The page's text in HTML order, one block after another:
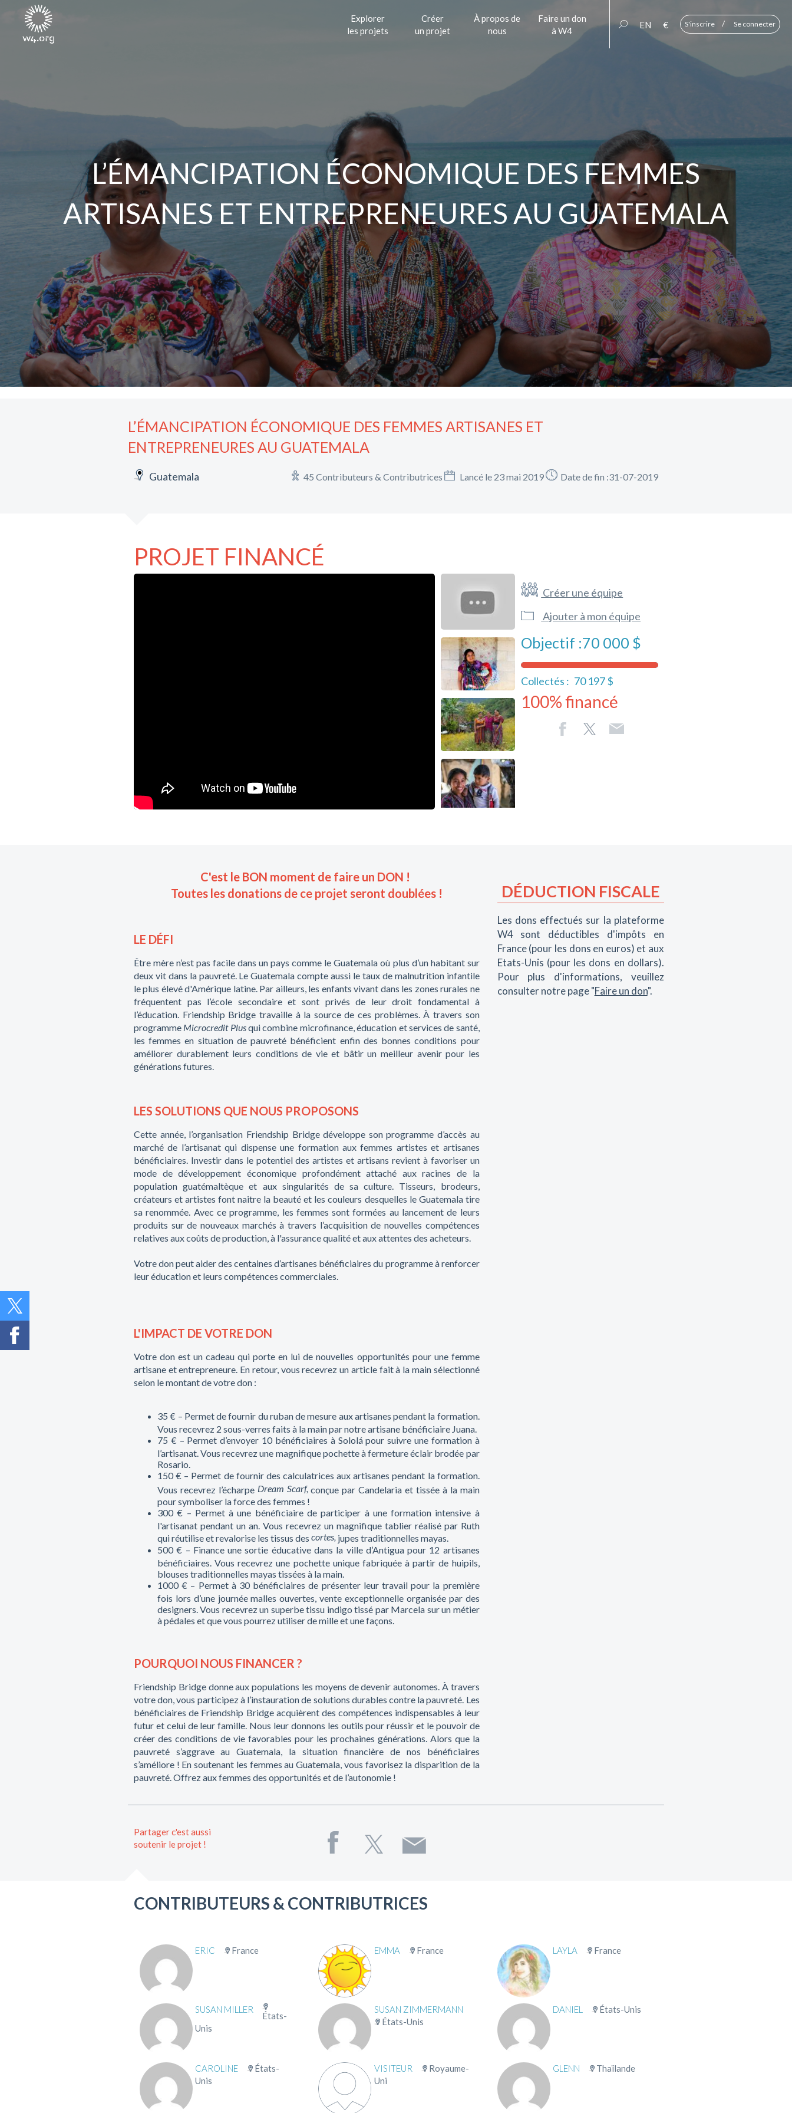
Explorer
les projets
Créer
un projet
À propos de
nous
Faire un don
à W4
EN € S'inscrire / Se connecter
L’ÉMANCIPATION ÉCONOMIQUE DES FEMMES
ARTISANES ET ENTREPRENEURES AU GUATEMALA
L’ÉMANCIPATION ÉCONOMIQUE DES FEMMES ARTISANES ET
ENTREPRENEURES AU GUATEMALA
Guatemala 45 Contributeurs & Contributrices Lancé le 23 mai 2019 Date de fin :31-07-2019
PROJET FINANCÉ
Créer une équipe
Ajouter à mon équipe
Objectif :70 000 $
Collectés : 70 197 $
100% financé
C'est le BON moment de faire un DON !
Toutes les donations de ce projet seront doublées !
LE DÉFI
Être mère n’est pas facile dans un pays comme le Guatemala où plus d’un habitant sur
deux vit dans la pauvreté. Le Guatemala compte aussi le taux de malnutrition infantile
le plus élevé d'Amérique latine. Par ailleurs, les enfants vivant dans les zones rurales ne
fréquentent pas l’école secondaire et sont privés de leur droit fondamental à
l’éducation. Friendship Bridge travaille à la source de ces problèmes. À travers son
programme Microcredit Plusqui combine microfinance, éducation et services de santé,
les femmes en situation de pauvreté bénéficient enfin des bonnes conditions pour
améliorer durablement leurs conditions de vie et bâtir un meilleur avenir pour les
générations futures.
LES SOLUTIONS QUE NOUS PROPOSONS
Cette année, l’organisation Friendship Bridge développe son programme d’accès au
marché de l’artisanat qui dispense une formation aux femmes artistes et artisanes
bénéficiaires. Investir dans le potentiel des artistes et artisans revient à favoriser un
mode de développement économique profondément attaché aux racines de la
population guatémaltèque et aux singularités de sa culture. Tisseurs, brodeurs,
créateurs et artistes font naitre la beauté et les couleurs desquelles le Guatemala tire
sa renommée. Avec ce programme, les femmes sont formées au lancement de leurs
produits sur de nouveaux marchés à travers l’acquisition de nouvelles compétences
relatives aux coûts de production, à l'assurance qualité et aux attentes des acheteurs.
Votre don peut aider des centaines d’artisanes bénéficiaires du programme à renforcer
leur éducation et leurs compétences commerciales.
L'IMPACT DE VOTRE DON
Votre don est un cadeau qui porte en lui de nouvelles opportunités pour une femme
artisane et entrepreneure. En retour, vous recevrez un article fait à la main sélectionné
selon le montant de votre don :
35 € – Permet de fournir du ruban de mesure aux artisanes pendant la formation.
Vous recevrez 2 sous-verres faits à la main par notre artisane bénéficiaire Juana.
75 € – Permet d’envoyer 10 bénéficiaires à Sololá pour suivre une formation à
l’artisanat. Vous recevrez une magnifique pochette à fermeture éclair brodée par
Rosario.
150 € – Permet de fournir des calculatrices aux artisanes pendant la formation.
Vous recevrez l’écharpe Dream Scarf,conçue par Candelaria et tissée à la main
pour symboliser la force des femmes !
300 € – Permet à une bénéficiaire de participer à une formation intensive à
l'artisanat pendant un an. Vous recevrez un magnifique tablier réalisé par Ruth
qui réutilise et revalorise les tissus des cortes, jupes traditionnelles mayas.
500 € – Finance une sortie éducative dans la ville d’Antigua pour 12 artisanes
bénéficiaires. Vous recevrez une pochette unique fabriquée à partir de huipils,
blouses traditionnelles mayas tissées à la main.
1000 € – Permet à 30 bénéficiaires de présenter leur travail pour la première
fois lors d’une journée malles ouvertes, vente exceptionnelle organisée par des
designers. Vous recevrez un superbe tissu indigo tissé par Marcela sur un métier
à pédales et que vous pourrez utiliser de mille et une façons.
POURQUOI NOUS FINANCER ?
Friendship Bridge donne aux populations les moyens de devenir autonomes. À travers
votre don, vous participez à l’instauration de solutions durables contre la pauvreté. Les
bénéficiaires de Friendship Bridge acquièrent des compétences indispensables à leur
futur et celui de leur famille. Nous leur donnons les outils pour réussir et le pouvoir de
créer des conditions de vie favorables pour les prochaines générations. Alors que la
pauvreté s’aggrave au Guatemala, la situation financière de nos bénéficiaires
s’améliore ! En soutenant les femmes au Guatemala, vous favorisez la disparition de la
pauvreté. Offrez aux femmes des opportunités et de l’autonomie !
DÉDUCTION FISCALE
Les dons effectués sur la plateforme
W4 sont déductibles d'impôts en
France (pour les dons en euros) et aux
Etats-Unis (pour les dons en dollars).
Pour plus d'informations, veuillez
consulter notre page "Faire un don".
Partager c'est aussi
soutenir le projet !
CONTRIBUTEURS & CONTRIBUTRICES
ERIC France EMMA France LAYLA France
SUSAN MILLER
États-
Unis
SUSAN ZIMMERMANN
États-Unis
DANIEL États-Unis
CAROLINE
États-
Unis
VISITEUR
Royaume-
Uni
GLENN Thaïlande